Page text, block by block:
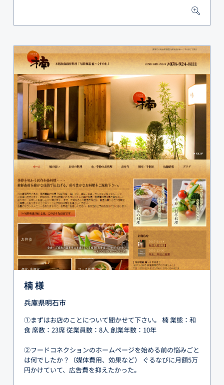
楠 様
兵庫県明石市
①まずはお店のことについて聞かせて下さい。 楠 業態：和
食 席数：23席 従業員数：8人 創業年数：10年
②フードコネクションのホームページを始める前の悩みごと
は何でしたか？（媒体費用、効果など） ぐるなびに月額5万
円かけていて、広告費を抑えたかった。